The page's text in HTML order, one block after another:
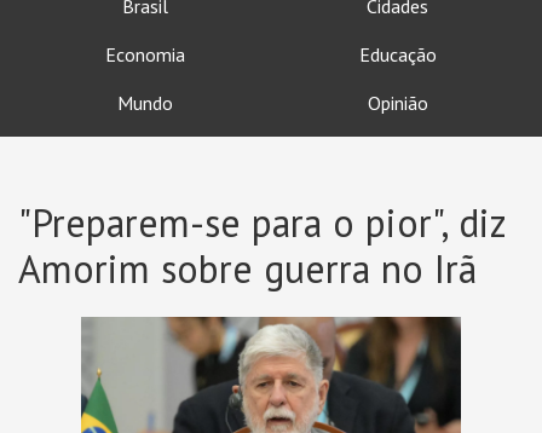
Brasil
Cidades
Economia
Educação
Mundo
Opinião
"Preparem-se para o pior", diz
Amorim sobre guerra no Irã